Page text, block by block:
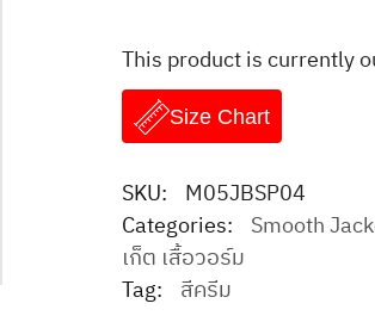
This product is currently
Size Chart
SKU: M05JBSP04
Categories: Smooth
เก็ต เสื้อวอร์ม
Tag: สีครีม